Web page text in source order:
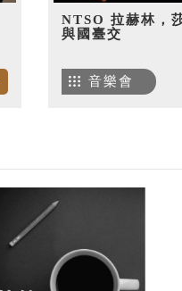
NTSO 拉赫林，
與國臺交
音樂會